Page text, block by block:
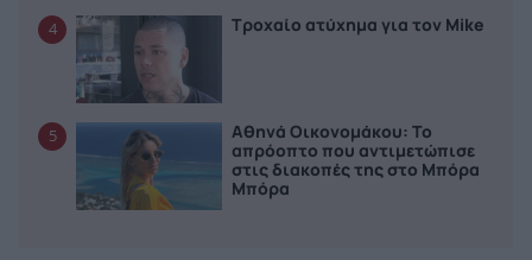
4 Τροχαίο ατύχημα για τον Mike
5
Αθηνά Οικονομάκου: Το
απρόοπτο που αντιμετώπισε
στις διακοπές της στο Μπόρα
Μπόρα